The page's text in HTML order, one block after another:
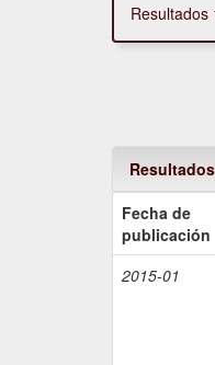
Resultados
Fecha de
publicación
2015-01